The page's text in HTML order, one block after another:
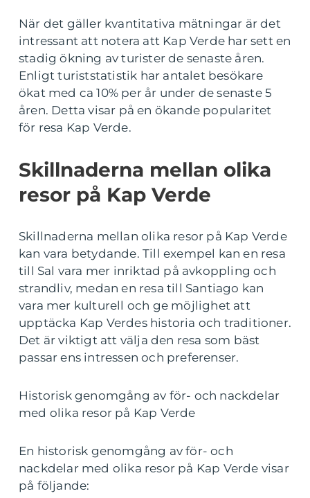
När det gäller kvantitativa mätningar är det
intressant att notera att Kap Verde har sett en
stadig ökning av turister de senaste åren.
Enligt turiststatistik har antalet besökare
ökat med ca 10% per år under de senaste 5
åren. Detta visar på en ökande popularitet
för resa Kap Verde.
Skillnaderna mellan olika
resor på Kap Verde
Skillnaderna mellan olika resor på Kap Verde
kan vara betydande. Till exempel kan en resa
till Sal vara mer inriktad på avkoppling och
strandliv, medan en resa till Santiago kan
vara mer kulturell och ge möjlighet att
upptäcka Kap Verdes historia och traditioner.
Det är viktigt att välja den resa som bäst
passar ens intressen och preferenser.
Historisk genomgång av för- och nackdelar
med olika resor på Kap Verde
En historisk genomgång av för- och
nackdelar med olika resor på Kap Verde visar
på följande: